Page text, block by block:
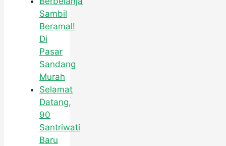
Sambil
Beramal!
Di
Pasar
Sandang
Murah
Selamat
Datang,
90
Santriwati
Baru